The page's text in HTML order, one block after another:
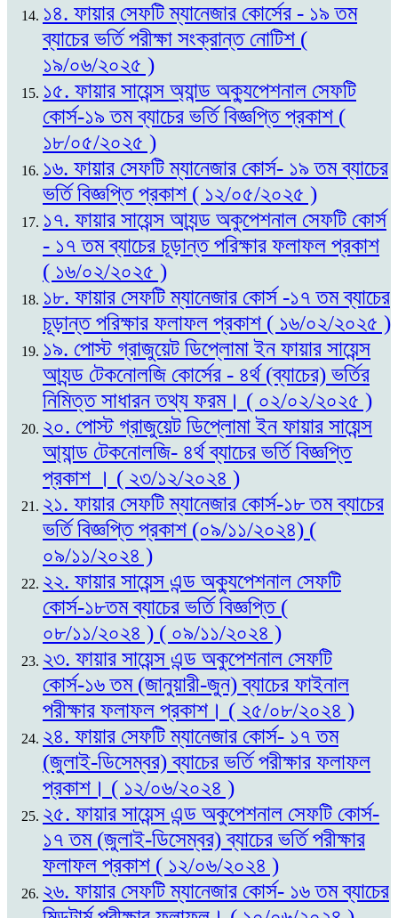
১৪. ফায়ার সেফটি ম্যানেজার কোর্সের - ১৯ তম
ব্যাচের ভর্তি পরীক্ষা সংক্রান্ত নোটিশ (
১৯/০৬/২০২৫ )
১৫. ফায়ার সায়েন্স অ্যান্ড অক্যুপেশনাল সেফটি
কোর্স-১৯ তম ব্যাচের ভর্তি বিজ্ঞপ্তি প্রকাশ (
১৮/০৫/২০২৫ )
১৬. ফায়ার সেফটি ম্যানেজার কোর্স- ১৯ তম ব্যাচের
ভর্তি বিজ্ঞপ্তি প্রকাশ ( ১২/০৫/২০২৫ )
১৭. ফায়ার সায়েন্স আ্যন্ড অকুপেশনাল সেফটি কোর্স
- ১৭ তম ব্যাচের চূড়ান্ত পরিক্ষার ফলাফল প্রকাশ
( ১৬/০২/২০২৫ )
১৮. ফায়ার সেফটি ম্যানেজার কোর্স -১৭ তম ব্যাচের
চূড়ান্ত পরিক্ষার ফলাফল প্রকাশ ( ১৬/০২/২০২৫ )
১৯. পোস্ট গ্রাজুয়েট ডিপ্লোমা ইন ফায়ার সায়েন্স
আ্যন্ড টেকনোলজি কোর্সের - ৪র্থ (ব্যাচের) ভর্তির
নিমিত্ত সাধারন তথ্য ফরম। ( ০২/০২/২০২৫ )
২০. পোস্ট গ্রাজুয়েট ডিপ্লোমা ইন ফায়ার সায়েন্স
আ্যান্ড টেকনোলজি- ৪র্থ ব্যাচের ভর্তি বিজ্ঞপ্তি
প্রকাশ । ( ২৩/১২/২০২৪ )
২১. ফায়ার সেফটি ম্যানেজার কোর্স-১৮ তম ব্যাচের
ভর্তি বিজ্ঞপ্তি প্রকাশ (০৯/১১/২০২৪) (
০৯/১১/২০২৪ )
২২. ফায়ার সায়েন্স এন্ড অক্যুপেশনাল সেফটি
কোর্স-১৮তম ব্যাচের ভর্তি বিজ্ঞপ্তি (
০৮/১১/২০২৪ ) ( ০৯/১১/২০২৪ )
২৩. ফায়ার সায়েন্স এন্ড অকুপেশনাল সেফটি
কোর্স-১৬ তম (জানুয়ারী-জুন) ব্যাচের ফাইনাল
পরীক্ষার ফলাফল প্রকাশ। ( ২৫/০৮/২০২৪ )
২৪. ফায়ার সেফটি ম্যানেজার কোর্স- ১৭ তম
(জুলাই-ডিসেম্বর) ব্যাচের ভর্তি পরীক্ষার ফলাফল
প্রকাশ। ( ১২/০৬/২০২৪ )
২৫. ফায়ার সায়েন্স এন্ড অকুপেশনাল সেফটি কোর্স-
১৭ তম (জুলাই-ডিসেম্বর) ব্যাচের ভর্তি পরীক্ষার
ফলাফল প্রকাশ ( ১২/০৬/২০২৪ )
২৬. ফায়ার সেফটি ম্যানেজার কোর্স- ১৬ তম ব্যাচের